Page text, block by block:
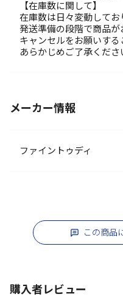
【在庫数に関して】
在庫数は日々変動してお
発送準備の段階で商品
キャンセルをお願いする
あらかじめご了承くださ
メーカー情報
ファイントゥディ
この商品
購入者レビュー